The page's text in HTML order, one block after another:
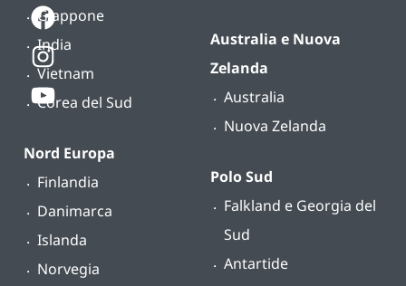
Giappone
India
Vietnam
Corea del Sud
Nord Europa
Finlandia
Danimarca
Islanda
Norvegia
Australia e Nuova
Zelanda
Australia
Nuova Zelanda
Polo Sud
Falkland e Georgia del
Sud
Antartide